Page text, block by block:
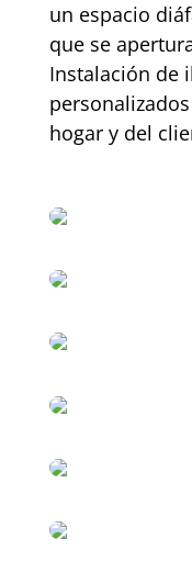
un espacio
que se
Instalación de
hogar y del